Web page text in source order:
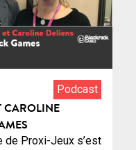
Podcast
CAROLINE
de Proxi-Jeux s’est